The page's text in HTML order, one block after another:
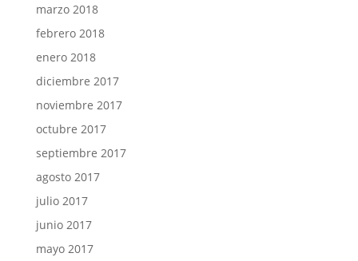
marzo 2018
febrero 2018
enero 2018
diciembre 2017
noviembre 2017
octubre 2017
septiembre 2017
agosto 2017
julio 2017
junio 2017
mayo 2017